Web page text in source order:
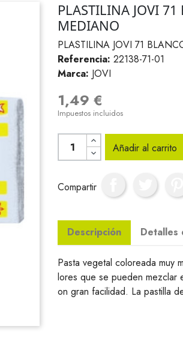
PLASTILINA JOVI
MEDIANO
PLASTILINA JOVI 71
Referencia: 22138-71-01
Marca: JOVI
1,49 €
Impuestos incluidos
Añadir al carrito
Compartir
Descripción Detalles
Pasta vegetal coloreada muy
lores que se pueden mezclar
on gran facilidad. La pastilla